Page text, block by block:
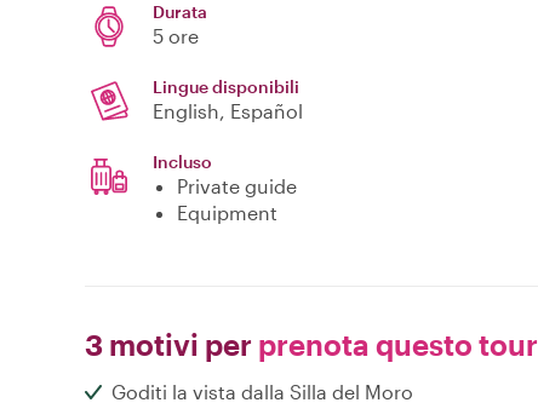
Durata
5 ore
Lingue disponibili
English, Español
Incluso
Private guide
Equipment
3 motivi per prenota questo tour
Goditi la vista dalla Silla del Moro